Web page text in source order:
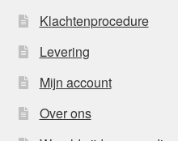
Klachtenprocedure
Levering
Mijn account
Over ons